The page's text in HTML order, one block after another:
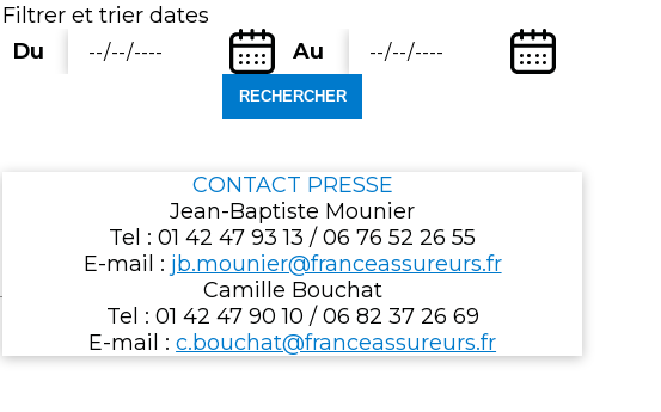
Filtrer et trier dates
Du
(Date
de
Entrez
jj/mm/aaaa.
Au
(Date
de
fin)
Entrez
une
date
au
format
jj/mm/aaaa.
CONTACT PRESSE
Jean-Baptiste Mounier
Tel : 01 42 47 93 13 / 06 76 52 26 55
E‑mail : jb.mounier@franceassureurs.fr
Camille Bouchat
Tel : 01 42 47 90 10 / 06 82 37 26 69
E‑mail :c.bouchat@franceassureurs.fr